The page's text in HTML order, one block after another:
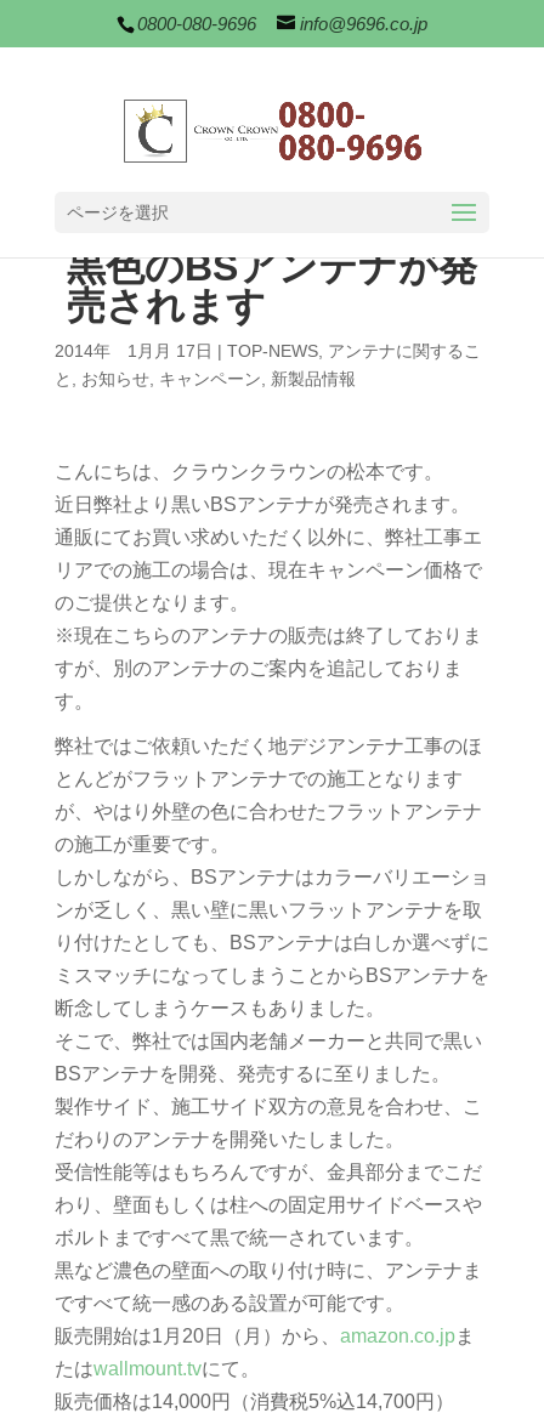
0800-080-9696 info@9696.co.jp
ページを選択
黒色のBSアンテナが発
売されます
2014年 1月月 17日 | TOP-NEWS, アンテナに関するこ
と
お知らせ, キャンペーン 新製品情報
こんにちは、クラウンクラウンの松本です。
近日弊社より黒いBSアンテナが発売されます。
通販にてお買い求めいただく以外に、弊社工事エ
リアでの施工の場合は、現在キャンペーン価格で
のご提供となります。
※現在こちらのアンテナの販売は終了しておりま
すが、別のアンテナのご案内を追記しておりま
す。
弊社ではご依頼いただく地デジアンテナ工事のほ
とんどがフラットアンテナでの施工となります
が、やはり外壁の色に合わせたフラットアンテナ
の施工が重要です。
しかしながら、BSアンテナはカラーバリエーショ
ンが乏しく、黒い壁に黒いフラットアンテナを取
り付けたとしても、BSアンテナは白しか選べずに
ミスマッチになってしまうことからBSアンテナを
断念してしまうケースもありました。
そこで、弊社では国内老舗メーカーと共同で黒い
BSアンテナを開発、発売するに至りました。
製作サイド、施工サイド双方の意見を合わせ、こ
だわりのアンテナを開発いたしました。
受信性能等はもちろんですが、金具部分までこだ
わり、壁面もしくは柱への固定用サイドベースや
ボルトまですべて黒で統一されています。
黒など濃色の壁面への取り付け時に、アンテナま
ですべて統一感のある設置が可能です。
販売開始は1月20日（月）から、 amazon.co.jpま
たはwallmount.tvにて。
販売価格は14,000円（消費税5%込14,700円）